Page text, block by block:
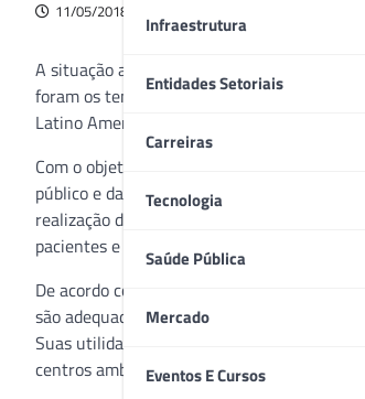
Infraestrutura
Entidades Setoriais
Carreiras
Tecnologia
Saúde Pública
Mercado
Eventos E Cursos
11/05/2018
A situação atual, os avanços, os benefícios
foram os temas centrais que reuniram
Latino Americano de Point of Care em
Com o objetivo de demonstrar os
público e da saúde da Colômbia e de
realização de exames laboratoriais,
pacientes e custos no sistema de saúde.
De acordo com o Dr. Luis González, Diretor
são adequados para qualquer ambiente ou
Suas utilidades incluem o uso do
centros ambulatoriais de baixa